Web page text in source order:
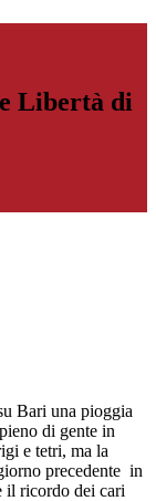
Libertà di
Bari una pioggia
di gente in
e tetri, ma la
precedente in
il ricordo dei cari